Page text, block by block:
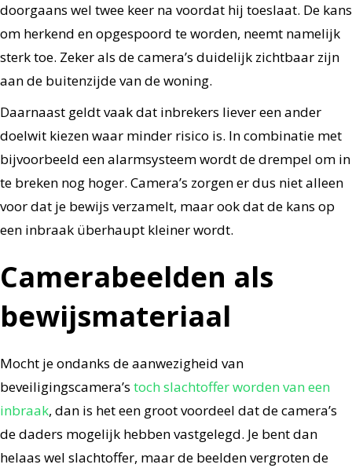
doorgaans wel twee keer na voordat hij toeslaat. De kans
om herkend en opgespoord te worden, neemt namelijk
sterk toe. Zeker als de camera’s duidelijk zichtbaar zijn
aan de buitenzijde van de woning.
Daarnaast geldt vaak dat inbrekers liever een ander
doelwit kiezen waar minder risico is. In combinatie met
bijvoorbeeld een alarmsysteem wordt de drempel om in
te breken nog hoger. Camera’s zorgen er dus niet alleen
voor dat je bewijs verzamelt, maar ook dat de kans op
een inbraak überhaupt kleiner wordt.
Camerabeelden als
bewijsmateriaal
Mocht je ondanks de aanwezigheid van
beveiligingscamera’s toch slachtoffer worden van een
inbraak, dan is het een groot voordeel dat de camera’s
de daders mogelijk hebben vastgelegd. Je bent dan
helaas wel slachtoffer, maar de beelden vergroten de